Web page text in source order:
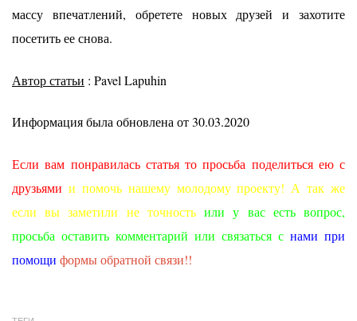
массу впечатлений, обретете новых друзей и захотите
посетить ее снова.
Автор статьи : Pavel Lapuhin
Информация была обновлена от 30.03.2020
Если вам понравилась статья то просьба поделиться ею с
друзьями и помочь нашему молодому проекту! А так же
если вы заметили не точность или у вас есть вопрос,
просьба оставить комментарий или связаться с нами при
помощи формы обратной связи!!